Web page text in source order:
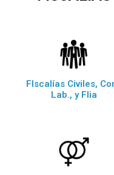
FIscalías Civiles,
Lab., y Flia